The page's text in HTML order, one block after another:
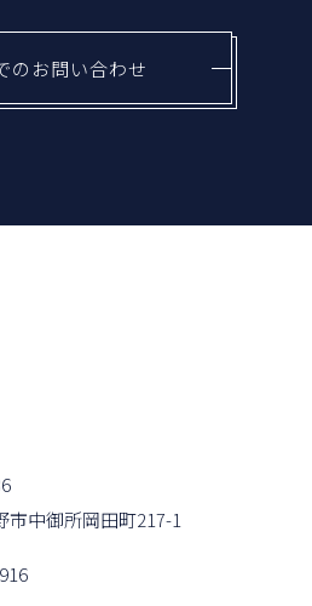
のお問い合わせ
市中御所岡⽥町217-1